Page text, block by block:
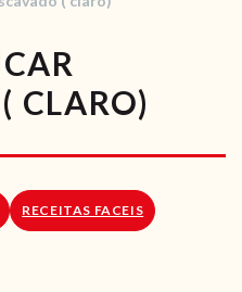
VEGGIE
ONLINE
CLARO)
RECEITAS FACEIS